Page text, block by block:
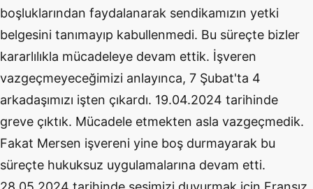
boşluklarından faydalanarak sendikamızın yetki
belgesini tanımayıp kabullenmedi. Bu süreçte bizler
kararlılıkla mücadeleye devam ettik. İşveren
vazgeçmeyeceğimizi anlayınca, 7 Şubat'ta 4
arkadaşımızı işten çıkardı. 19.04.2024 tarihinde
greve çıktık. Mücadele etmekten asla vazgeçmedik.
Fakat Mersen işvereni yine boş durmayarak bu
süreçte hukuksuz uygulamalarına devam etti.